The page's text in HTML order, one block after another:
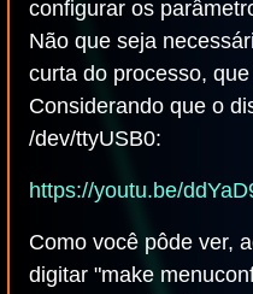
configurar os
Não que seja
curta do processo,
Considerando que o
/dev/ttyUSB0:
https://youtu.be/
Como você pôde ver,
digitar "make